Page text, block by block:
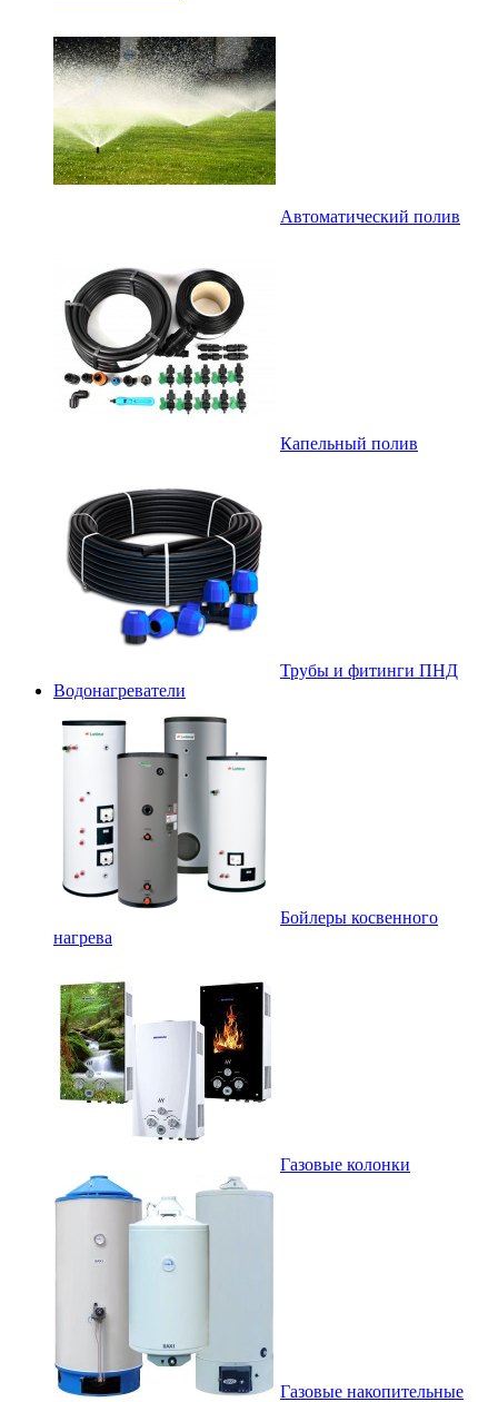
Автоматический полив
Капельный полив
Трубы и фитинги ПНД
Водонагреватели
Бойлеры косвенного
нагрева
Газовые колонки
Газовые накопительные